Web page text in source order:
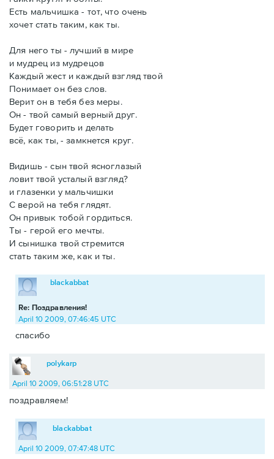
Есть мальчишка - тот, что очень
хочет стать таким, как ты.
Для него ты - лучший в мире
и мудрец из мудрецов
Каждый жест и каждый взгляд твой
Понимает он без слов.
Верит он в тебя без меры.
Он - твой самый верный друг.
Будет говорить и делать
всё, как ты, - замкнется круг.
Видишь - сын твой ясноглазый
ловит твой усталый взгляд?
и глазенки у мальчишки
С верой на тебя глядят.
Он привык тобой гордиться.
Ты - герой его мечты.
И сынишка твой стремится
стать таким же, как и ты.
Re: Поздравления!
blackabbat
April 10 2009, 07:46:45 UTC
спасибо
polykarp
April 10 2009, 06:51:28 UTC
поздравляем!
blackabbat
April 10 2009, 07:47:48 UTC